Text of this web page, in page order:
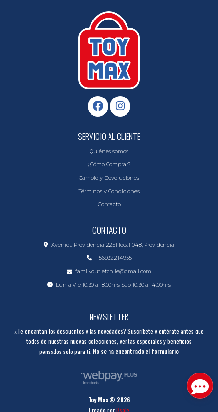
SERVICIO AL CLIENTE
Quiénes somos
¿Cómo Comprar?
Cambio y Devoluciones
Términos y Condiciones
Contacto
CONTACTO
Avenida Providencia 2251 local 048, Providencia
+56932214955
familyoutletchile@gmail.com
Lun a Vie 10:30 a 18:00hrs Sab 10:30 a 14:00hrs
NEWSLETTER
¿Te encantan los descuentos y las novedades? Suscríbete y entérate antes que
todos de nuestras nuevas colecciones, ventas especiales y beneficios
pensados solo para ti. No se ha encontrado el formulario
Toy Max © 2026
Creado porBsale